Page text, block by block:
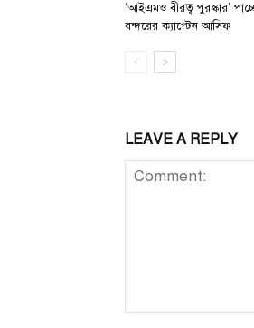
‘আইএমও বীরত্ব পুরস্কার’
বন্দরের ক্যাপ্টেন আসিফ
LEAVE A REPLY